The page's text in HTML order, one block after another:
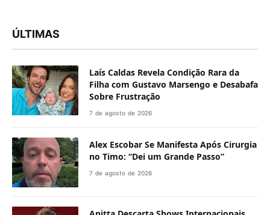
ÚLTIMAS
Laís Caldas Revela Condição Rara da
Filha com Gustavo Marsengo e Desabafa
Sobre Frustração
7 de agosto de 2026
Alex Escobar Se Manifesta Após Cirurgia
no Timo: “Dei um Grande Passo”
7 de agosto de 2026